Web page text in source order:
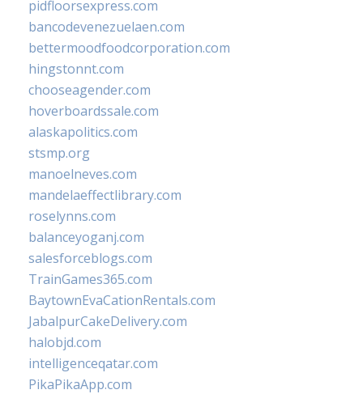
pidfloorsexpress.com
bancodevenezuelaen.com
bettermoodfoodcorporation.com
hingstonnt.com
chooseagender.com
hoverboardssale.com
alaskapolitics.com
stsmp.org
manoelneves.com
mandelaeffectlibrary.com
roselynns.com
balanceyoganj.com
salesforceblogs.com
TrainGames365.com
BaytownEvaCationRentals.com
JabalpurCakeDelivery.com
halobjd.com
intelligenceqatar.com
PikaPikaApp.com